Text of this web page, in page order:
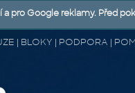
| BLOKY | PODPORA |
pro Google reklamy. Před